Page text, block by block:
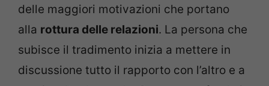
delle maggiori motivazioni che portano
alla rottura delle relazioni. La persona che
subisce il tradimento inizia a mettere in
discussione tutto il rapporto con l’altro e a